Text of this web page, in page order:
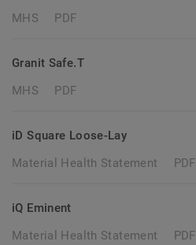
MHS
PDF
Granit Safe.T
MHS
PDF
iD Square Loose-Lay
Material Health Statement
PDF
iQ Eminent
Material Health Statement
PDF